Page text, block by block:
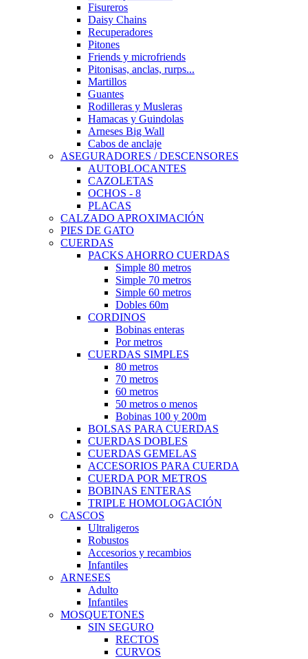
Fisureros
Daisy Chains
Recuperadores
Pitones
Friends y microfriends
Pitonisas, anclas, rurps...
Martillos
Guantes
Rodilleras y Musleras
Hamacas y Guindolas
Arneses Big Wall
Cabos de anclaje
ASEGURADORES / DESCENSORES
AUTOBLOCANTES
CAZOLETAS
OCHOS - 8
PLACAS
CALZADO APROXIMACIÓN
PIES DE GATO
CUERDAS
PACKS AHORRO CUERDAS
Simple 80 metros
Simple 70 metros
Simple 60 metros
Dobles 60m
CORDINOS
Bobinas enteras
Por metros
CUERDAS SIMPLES
80 metros
70 metros
60 metros
50 metros o menos
Bobinas 100 y 200m
BOLSAS PARA CUERDAS
CUERDAS DOBLES
CUERDAS GEMELAS
ACCESORIOS PARA CUERDA
CUERDA POR METROS
BOBINAS ENTERAS
TRIPLE HOMOLOGACIÓN
CASCOS
Ultraligeros
Robustos
Accesorios y recambios
Infantiles
ARNESES
Adulto
Infantiles
MOSQUETONES
SIN SEGURO
RECTOS
CURVOS